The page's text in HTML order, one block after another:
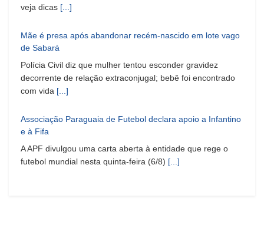
veja dicas [...]
Mãe é presa após abandonar recém-nascido em lote vago
de Sabará
Polícia Civil diz que mulher tentou esconder gravidez
decorrente de relação extraconjugal; bebê foi encontrado
com vida [...]
Associação Paraguaia de Futebol declara apoio a Infantino
e à Fifa
A APF divulgou uma carta aberta à entidade que rege o
futebol mundial nesta quinta-feira (6/8) [...]